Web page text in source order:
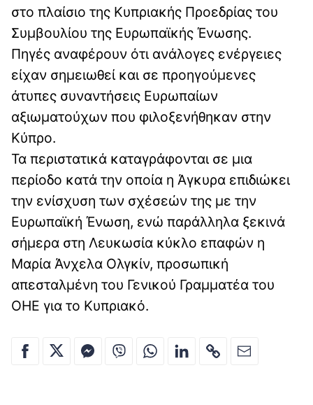
στο πλαίσιο της Κυπριακής Προεδρίας του
Συμβουλίου της Ευρωπαϊκής Ένωσης.
Πηγές αναφέρουν ότι ανάλογες ενέργειες
είχαν σημειωθεί και σε προηγούμενες
άτυπες συναντήσεις Ευρωπαίων
αξιωματούχων που φιλοξενήθηκαν στην
Κύπρο.
Τα περιστατικά καταγράφονται σε μια
περίοδο κατά την οποία η Άγκυρα επιδιώκει
την ενίσχυση των σχέσεών της με την
Ευρωπαϊκή Ένωση, ενώ παράλληλα ξεκινά
σήμερα στη Λευκωσία κύκλο επαφών η
Μαρία Άνχελα Ολγκίν, προσωπική
απεσταλμένη του Γενικού Γραμματέα του
ΟΗΕ για το Κυπριακό.